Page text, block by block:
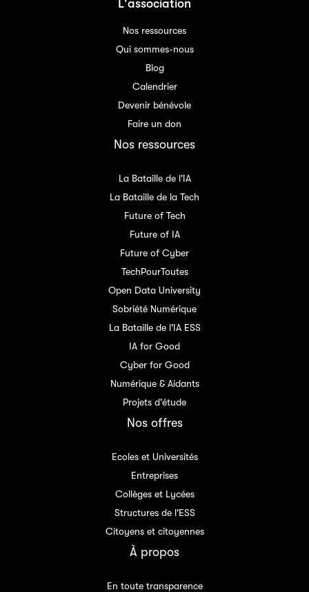
L'association
Nos ressources
Qui sommes-nous
Blog
Calendrier
Devenir bénévole
Faire un don
Nos ressources
La Bataille de l'IA
La Bataille de la Tech
Future of Tech
Future of IA
Future of Cyber
TechPourToutes
Open Data University
Sobriété Numérique
La Bataille de l'IA ESS
IA for Good
Cyber for Good
Numérique & Aidants
Projets d'étude
Nos offres
Ecoles et Universités
Entreprises
Collèges et Lycées
Structures de l'ESS
Citoyens et citoyennes
À propos
En toute transparence